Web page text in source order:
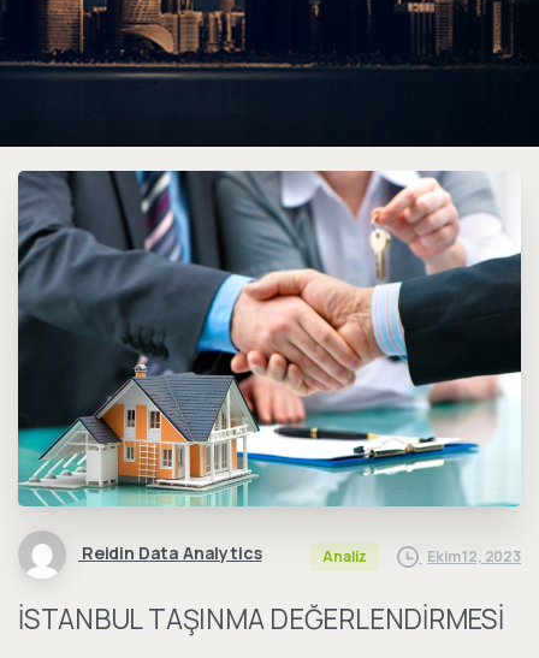
Reidin Data Analytics Analiz Ekim 12, 2023
İSTANBUL TAŞINMA DEĞERLENDİRMESİ